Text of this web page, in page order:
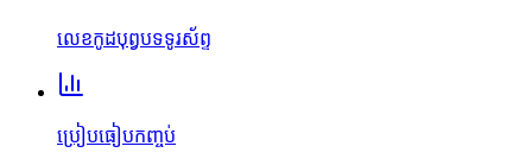
លេខកូដបុព្វបទទូរស័ព្ទ
ប្រៀបធៀបកញ្ចប់